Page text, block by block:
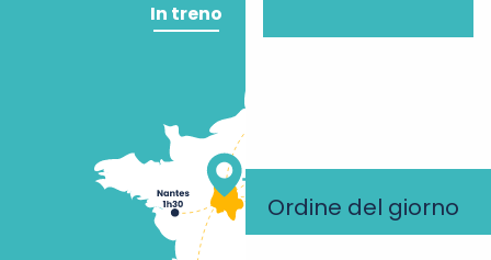
Ordine del giorno
In treno